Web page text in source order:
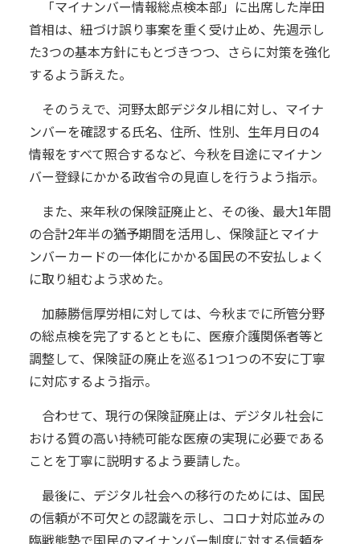
「マイナンバー情報総点検本部」に出席した岸田
首相は、紐づけ誤り事案を重く受け止め、先週示し
た3つの基本方針にもとづきつつ、さらに対策を強化
するよう訴えた。
そのうえで、河野太郎デジタル相に対し、マイナ
ンバーを確認する氏名、住所、性別、生年月日の4
情報をすべて照合するなど、今秋を目途にマイナン
バー登録にかかる政省令の見直しを行うよう指示。
また、来年秋の保険証廃止と、その後、最大1年間
の合計2年半の猶予期間を活用し、保険証とマイナ
ンバーカードの一体化にかかる国民の不安払しょく
に取り組むよう求めた。
加藤勝信厚労相に対しては、今秋までに所管分野
の総点検を完了するとともに、医療介護関係者等と
調整して、保険証の廃止を巡る1つ1つの不安に丁寧
に対応するよう指示。
合わせて、現行の保険証廃止は、デジタル社会に
おける質の高い持続可能な医療の実現に必要である
ことを丁寧に説明するよう要請した。
最後に、デジタル社会への移行のためには、国民
の信頼が不可欠との認識を示し、コロナ対応並みの
臨戦態勢で国民のマイナンバー制度に対する信頼を